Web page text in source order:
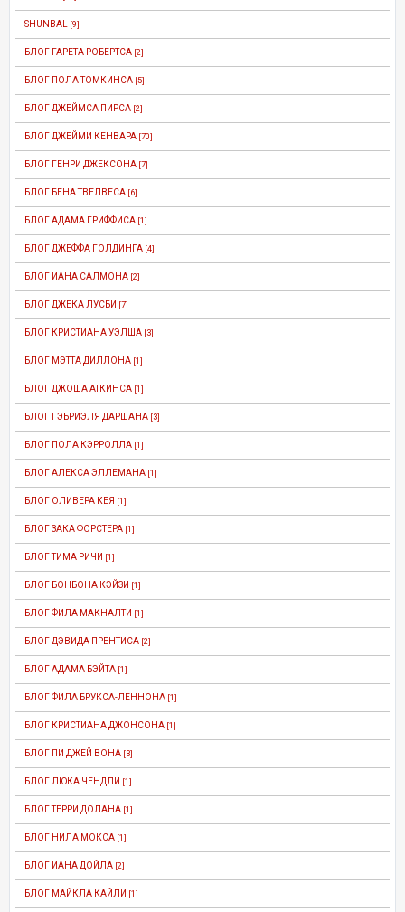
SHUNBAL [9]
БЛОГ ГАРЕТА РОБЕРТСА [2]
БЛОГ ПОЛА ТОМКИНСА [5]
БЛОГ ДЖЕЙМСА ПИРСА [2]
БЛОГ ДЖЕЙМИ КЕНВАРА [70]
БЛОГ ГЕНРИ ДЖЕКСОНА [7]
БЛОГ БЕНА ТВЕЛВЕСА [6]
БЛОГ АДАМА ГРИФФИСА [1]
БЛОГ ДЖЕФФА ГОЛДИНГА [4]
БЛОГ ИАНА САЛМОНА [2]
БЛОГ ДЖЕКА ЛУСБИ [7]
БЛОГ КРИСТИАНА УЭЛША [3]
БЛОГ МЭТТА ДИЛЛОНА [1]
БЛОГ ДЖОША АТКИНСА [1]
БЛОГ ГЭБРИЭЛЯ ДАРШАНА [3]
БЛОГ ПОЛА КЭРРОЛЛА [1]
БЛОГ АЛЕКСА ЭЛЛЕМАНА [1]
БЛОГ ОЛИВЕРА КЕЯ [1]
БЛОГ ЗАКА ФОРСТЕРА [1]
БЛОГ ТИМА РИЧИ [1]
БЛОГ БОНБОНА КЭЙЗИ [1]
БЛОГ ФИЛА МАКНАЛТИ [1]
БЛОГ ДЭВИДА ПРЕНТИСА [2]
БЛОГ АДАМА БЭЙТА [1]
БЛОГ ФИЛА БРУКСА-ЛЕННОНА [1]
БЛОГ КРИСТИАНА ДЖОНСОНА [1]
БЛОГ ПИ ДЖЕЙ ВОНА [3]
БЛОГ ЛЮКА ЧЕНДЛИ [1]
БЛОГ ТЕРРИ ДОЛАНА [1]
БЛОГ НИЛА МОКСА [1]
БЛОГ ИАНА ДОЙЛА [2]
БЛОГ МАЙКЛА КАЙЛИ [1]